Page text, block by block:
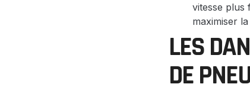
vitesse plus
maximiser
LES
DE